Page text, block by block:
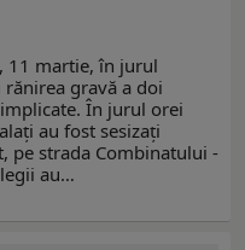
11 martie, în jurul
gravă a doi
În jurul orei
au fost sesizați
pe strada Combinatului -
au…